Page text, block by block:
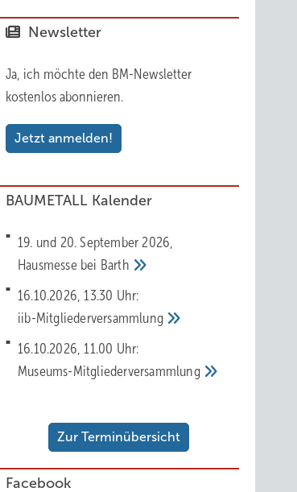
Newsletter
Ja, ich möchte den BM-Newsletter
kostenlos abonnieren.
Jetzt anmelden!
BAUMETALL Kalender
19. und 20. September 2026,
Hausmesse bei Barth
16.10.2026, 13.30 Uhr:
iib-Mitgliederversammlung
16.10.2026, 11.00 Uhr:
Museums-Mitgliederversammlung
Zur Terminübersicht
Facebook